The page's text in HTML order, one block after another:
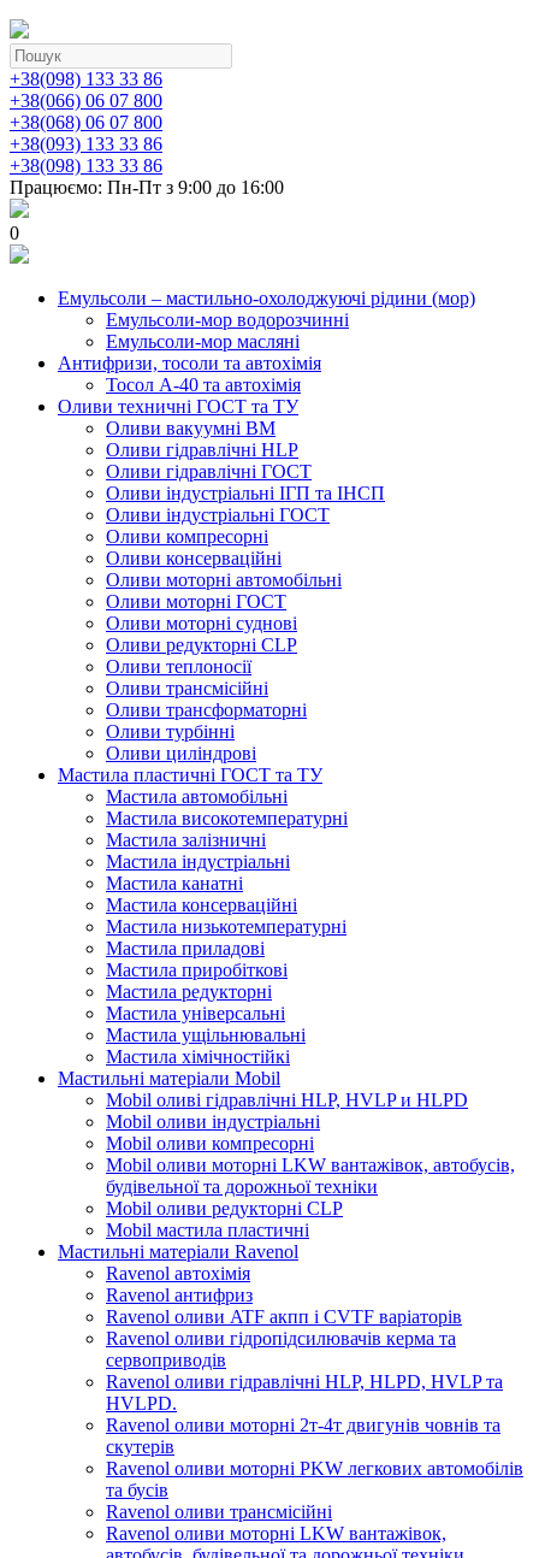
+38(098) 133 33 86
+38(066) 06 07 800
+38(068) 06 07 800
+38(093) 133 33 86
+38(098) 133 33 86
Працюємо: Пн-Пт з 9:00 до 16:00
0
Емульсоли – мастильно-охолоджуючі рідини (мор)
Емульсоли-мор водорозчинні
Емульсоли-мор масляні
Антифризи, тосоли та автохімія
Тосол А-40 та автохімія
Оливи техничні ГОСТ та ТУ
Оливи вакуумні ВМ
Оливи гідравлічні HLP
Оливи гідравлічні ГОСТ
Оливи індустріальні ІГП та ІНСП
Оливи індустріальні ГОСТ
Оливи компресорні
Оливи консерваційні
Оливи моторні автомобільні
Оливи моторні ГОСТ
Оливи моторні суднові
Оливи редукторні CLP
Оливи теплоносії
Оливи трансмісійні
Оливи трансформаторні
Оливи турбінні
Оливи циліндрові
Мастила пластичні ГОСТ та ТУ
Мастила автомобільні
Мастила високотемпературні
Мастила залізничні
Мастила індустріальні
Мастила канатні
Мастила консерваційні
Мастила низькотемпературні
Мастила приладові
Мастила приробіткові
Мастила редукторні
Мастила універсальні
Мастила ущільнювальні
Мастила хімічностійкі
Мастильні матеріали Mobil
Mobil оливі гідравлічні HLP, HVLP и HLPD
Mobil оливи індустріальні
Mobil оливи компресорні
Mobil оливи моторні LKW вантажівок, автобусів,
будівельної та дорожньої техніки
Mobil оливи редукторні CLP
Mobil мастила пластичні
Мастильні матеріали Ravenol
Ravenol автохімія
Ravenol антифриз
Ravenol оливи ATF акпп і CVTF варіаторів
Ravenol оливи гідропідсилювачів керма та
сервоприводів
Ravenol оливи гідравлічні HLP, HLPD, HVLP та
HVLPD.
Ravenol оливи моторні 2т-4т двигунів човнів та
скутерів
Ravenol оливи моторні PKW легкових автомобілів
та бусів
Ravenol оливи трансмісійні
Ravenol оливи моторні LKW вантажівок,